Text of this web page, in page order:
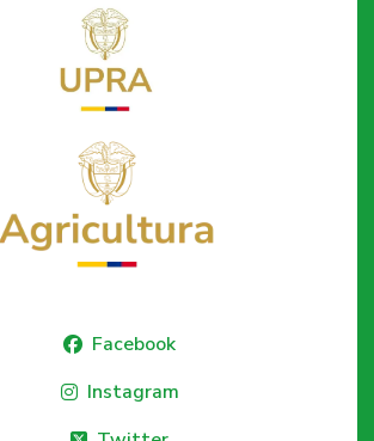
Facebook
Instagram